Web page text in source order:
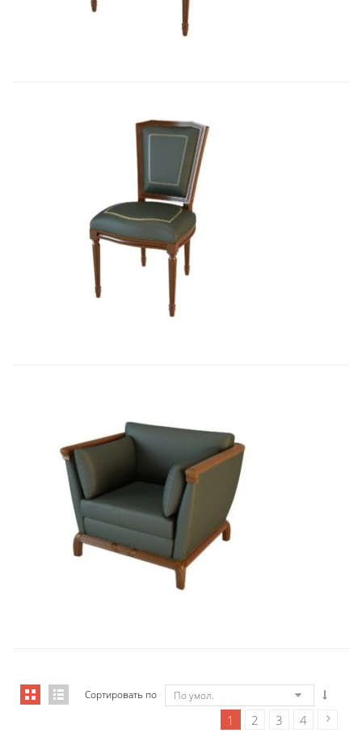
3 411,87
Art&Moble 01004 Стул неподвижны...
2 850,33
01006 Кресло Бордон...
9 434,46
Сортировать по По умол.
1 2 3 4